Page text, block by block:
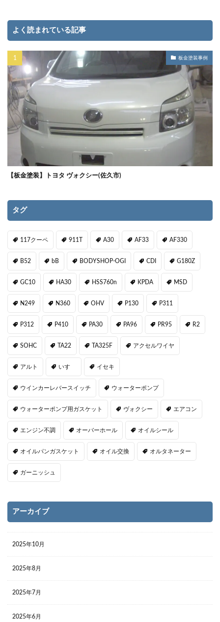
よく読まれている記事
板金塗装事例
【板金塗装】トヨタ ヴォクシー(佐久市)
タグ
117クーペ 911T A30 AF33 AF330
B52 bB BODYSHOP-OGI CDI G180Z
GC10 HA30 HSS760n KPDA MSD
N249 N360 OHV P130 P311
P312 P410 PA30 PA96 PR95 R2
SOHC TA22 TA325F アクセルワイヤ
アルト いすゞ イセキ
ウインカーレバースイッチ ウォーターポンプ
ウォーターポンプ用ガスケット ヴォクシー エアコン
エンジン不調 オーバーホール オイルシール
オイルパンガスケット オイル交換 オルタネーター
ガーニッシュ
アーカイブ
2025年10月
2025年8月
2025年7月
2025年6月